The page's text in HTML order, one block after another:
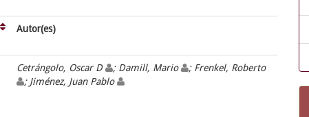
Autor(es)
Cetrángolo, Oscar D ; Damill, Mario
; Frenkel, Roberto
; Jiménez, Juan Pablo